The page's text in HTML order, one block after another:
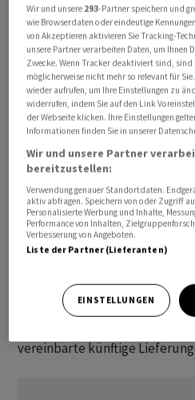
Waffen wie US-
deutschen Iris-T-Komplexe
für solche
den von US-Präsident Donald
Krieg ist das Defizit an
geworden. Selenskyj hofft
Ukraine den Bau von Patriot-
erlauben.
Das ukrainische
die Abwehr ballistischer
aufgrund des Mangels an
Systeme als zentrale
bereits an fast 40
und um die Lieferung von
vereinbarte künftige
Wir und unsere 293-Partner speichern und
wie Browserdaten oder eindeutige
von Akzeptieren aktivieren Sie Tracking-
unsere Partner verarbeiten Daten, um Ihnen
Zwecke. Wenn Tracker deaktiviert sind, sind
möglicherweise nicht mehr so relevant für
wieder aufrufen, um Ihre Einstellungen zu
widerrufen, indem Sie auf den Link
der Webseite klicken. Ihre Einstellungen
Informationen finden Sie in unserer
Wir und unsere Partner
bereitzustellen:
Verwendung genauer Standortdaten.
aktiv abfragen. Speichern von oder Zugriff
Personalisierte Werbung und Inhalte,
Performance von Inhalten,
Verbesserung von Angeboten.
Liste der Partner (Lieferanten)
EINSTELLUNGEN